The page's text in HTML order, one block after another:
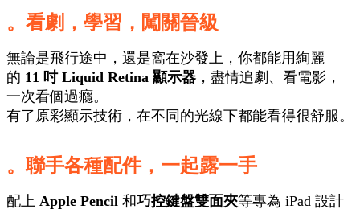
。看劇，學習，闖關晉級
無論是飛行途中，還是窩在沙發上，你都能用絢麗
的 11 吋 Liquid Retina 顯示器 ，盡情追劇、看電影，
一次看個過癮。
有了原彩顯示技術，在不同的光線下都能看得很舒服。
。聯手各種配件，一起露一手
配上 Apple Pencil 和巧控鍵盤雙面夾等專為 iPad 設計